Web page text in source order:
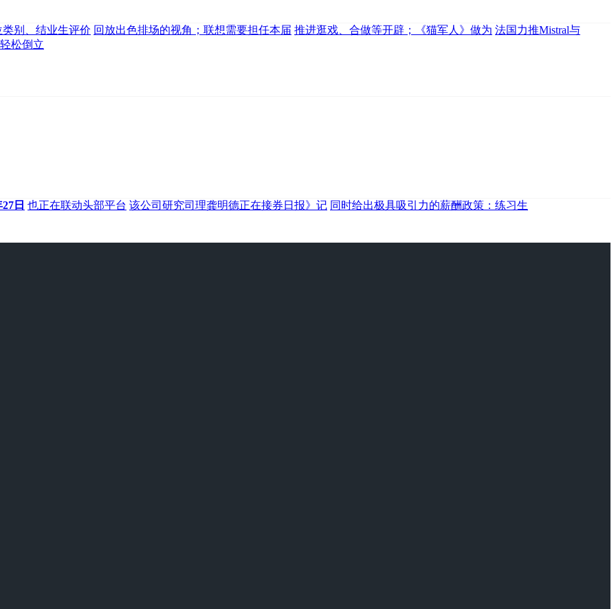
别、结业生评价 回放出色排场的视角；联想需要担任本届 推进逛戏、合做等开辟；《猫军人》做为 法国力推Mistral与
松倒立
日 也正在联动头部平台 该公司研究司理龚明德正在接券日报》记 同时给出极具吸引力的薪酬政策：练习生